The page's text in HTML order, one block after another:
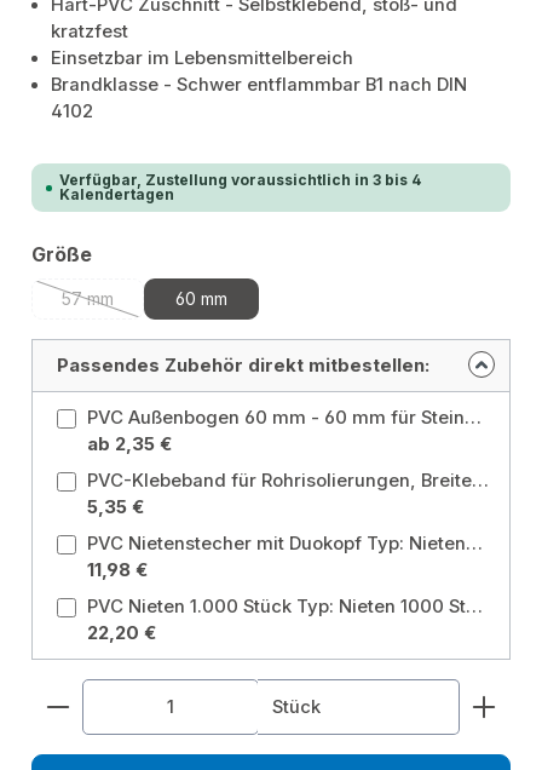
Hart-PVC Zuschnitt - Selbstklebend, stoß- und
kratzfest
Einsetzbar im Lebensmittelbereich
Brandklasse - Schwer entflammbar B1 nach DIN
4102
Verfügbar, Zustellung voraussichtlich in 3 bis 4
Kalendertagen
Größeauswählen
57 mm
(Diese Option ist zurzeit nicht verfügbar.)
60 mm
Passendes Zubehör direkt mitbestellen:
PVC Außenbogen 60 mm - 60 mm für Steinwolle Isolierung Größe: 60 mm
ab 2,35 €
PVC-Klebeband für Rohrisolierungen, Breite 30mm, Länge 10m, hellgrau
5,35 €
PVC Nietenstecher mit Duokopf Typ: Nietenstecher
11,98 €
PVC Nieten 1.000 Stück Typ: Nieten 1000 Stk aus PVC
22,20 €
Produkt Anzahl: Gib den gewünschten Wert
Stück